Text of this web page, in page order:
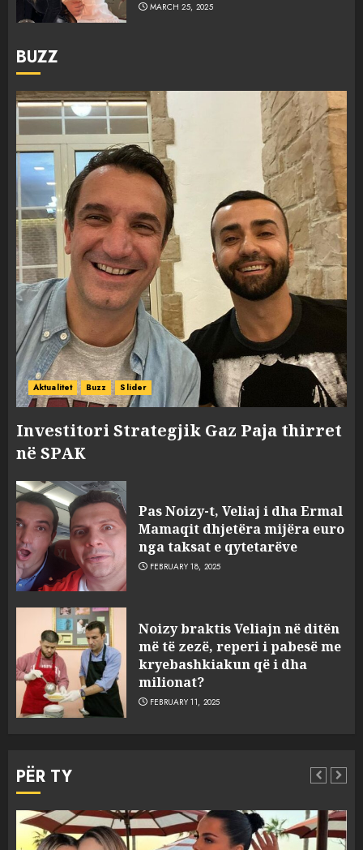
MARCH 25, 2025
BUZZ
Aktualitet Buzz Slider
Investitori Strategjik Gaz Paja thirret
në SPAK
Pas Noizy-t, Veliaj i dha Ermal
Mamaqit dhjetëra mijëra euro
nga taksat e qytetarëve
FEBRUARY 18, 2025
Noizy braktis Veliajn në ditën
më të zezë, reperi i pabesë me
kryebashkiakun që i dha
milionat?
FEBRUARY 11, 2025
PËR TY
3
sulmuan “One Albania”,
ngjarja u fsheh. A u vodhën
serverat?
MARCH 25, 2025
4 MARCH 25, 2025